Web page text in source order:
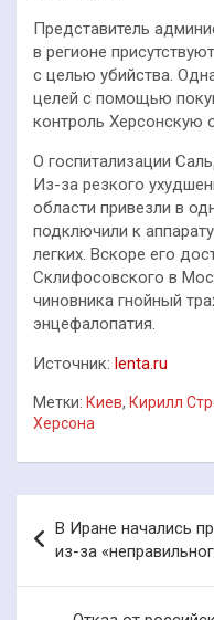
Представитель
в регионе
с целью убийства.
целей с помощью
контроль Херсонскую
О госпитализации
Из-за резкого
области привезли в
подключили к
легких. Вскоре его
Склифосовского в
чиновника гнойный
энцефалопатия.
Источник: lenta.ru
Метки: Киев, Кирилл
Херсона
по
записям
В Иране начались
из-за